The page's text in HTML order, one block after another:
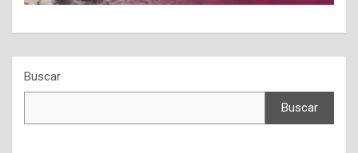
Buscar
Buscar